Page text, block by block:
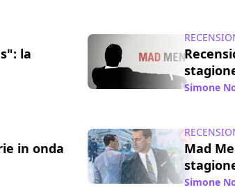
la
Simone
in onda
Mad
Simone